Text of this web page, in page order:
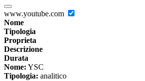
www.youtube.com
Nome
Tipologia
Proprieta
Descrizione
Durata
Nome: YSC
Tipologia: analitico